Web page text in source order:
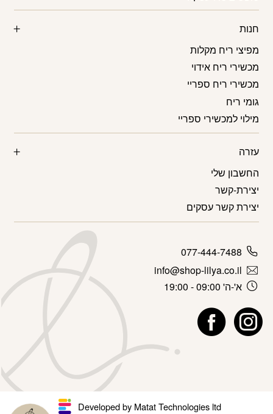
חנות
מפיצי ריח מקלות
מכשירי ריח אידוי
מכשירי ריח ספריי
גומי ריח
מילוי למכשירי ספריי
עזרה
החשבון שלי
יצירת-קשר
יצירת קשר עסקים
077-444-7488
info@shop-lilya.co.il
א'-ה' 09:00 - 19:00
Developed by Matat Technologies ltd